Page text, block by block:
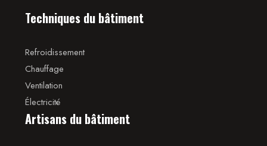
Techniques du bâtiment
Refroidissement
Chauffage
Ventilation
Électricité
Artisans du bâtiment